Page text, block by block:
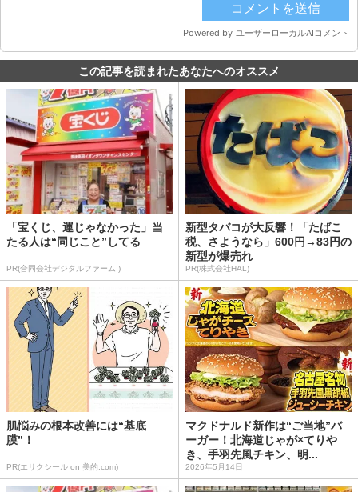
この記事を読まれたあなたへのオススメ
「宝くじ、運じゃなかった」当
たる人は“同じこと”してる
PR(合同会社デジタルファーム )
新型タバコが大反響！「たばこ
税、さようなら」600円→83円の
新型が爆売れ
PR(株式会社HAL)
肌悩みの根本改善には“基底
膜”！
PR(エリクシール on 美的.com)
マクドナルド新作は“ご当地”バ
ーガー！北海道じゃが×てりや
き、手羽先風チキン、明...
2026年5月14日